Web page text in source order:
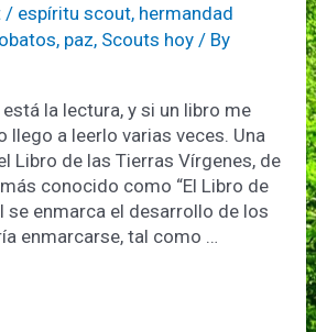
/ espíritu scout, hermandad
, paz, Scouts hoy / By
la lectura, y si un libro me
llego a leerlo varias veces. Una
Libro de las Tierras Vírgenes, de
conocido como “El Libro de
se enmarca el desarrollo de los
enmarcarse, tal como …